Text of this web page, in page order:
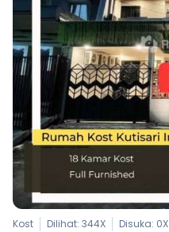
Kost Dilihat: 344X Disuka: 0X